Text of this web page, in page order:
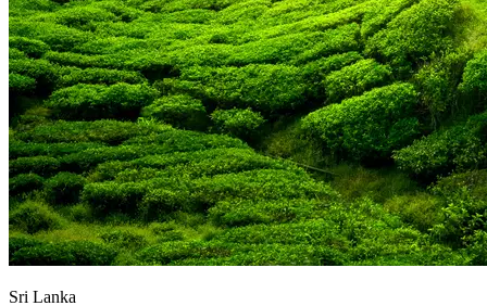
Sri Lanka